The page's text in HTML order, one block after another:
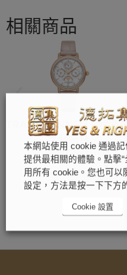
相關商品
TRADITIONNELLE 超薄
年曆腕錶
Vacheron Constantin
本網站使用 cookie 通過
提供最相關的體驗。點擊
用所有 cookie。您也可以
設定，方法是按一下下方
Cookie 設置